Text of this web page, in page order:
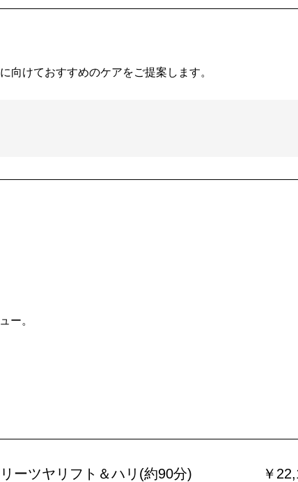
向けておすすめのケアをご提案します。
ー。
ーツヤリフト＆ハリ(約90分) ￥